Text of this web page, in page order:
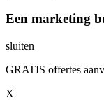
Een marketing
sluiten
GRATIS offertes
X